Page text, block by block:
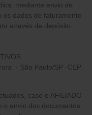
mediante envio de
os dados de faturamento
através de depósito
- São Paulo/SP -CEP
caso o AFILIADO
o envio dos documentos